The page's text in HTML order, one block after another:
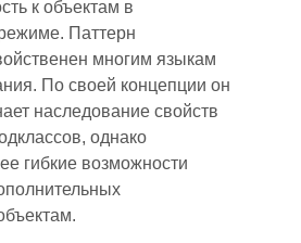
к объектам в
Паттерн
многим языкам
По своей концепции он
наследование свойств
однако
гибкие возможности